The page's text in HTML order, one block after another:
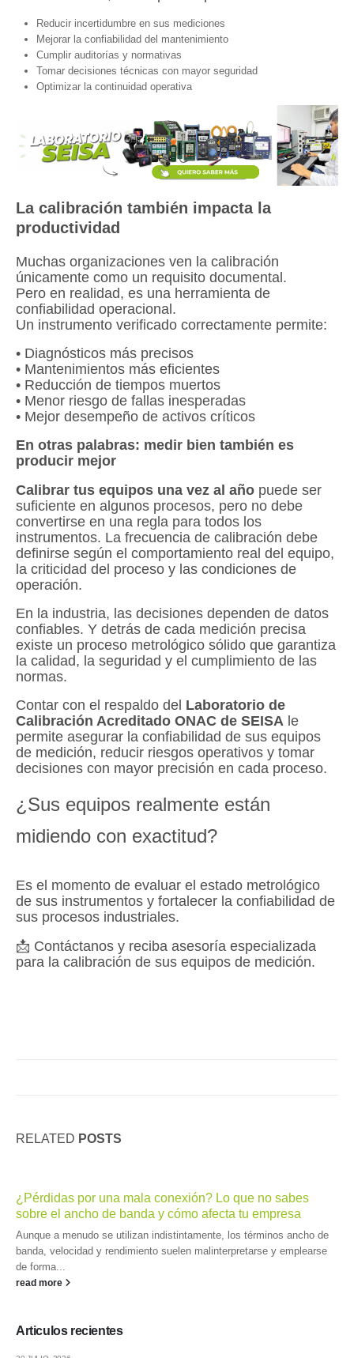
Reducir incertidumbre en sus mediciones
Mejorar la confiabilidad del mantenimiento
Cumplir auditorías y normativas
Tomar decisiones técnicas con mayor seguridad
Optimizar la continuidad operativa
La calibración también impacta la
productividad
Muchas organizaciones ven la calibración
únicamente como un requisito documental.
Pero en realidad, es una herramienta de
confiabilidad operacional.
Un instrumento verificado correctamente permite:
• Diagnósticos más precisos
• Mantenimientos más eficientes
• Reducción de tiempos muertos
• Menor riesgo de fallas inesperadas
• Mejor desempeño de activos críticos
En otras palabras: medir bien también es
producir mejor
Calibrar tus equipos una vez al año puede ser
suficiente en algunos procesos, pero no debe
convertirse en una regla para todos los
instrumentos. La frecuencia de calibración debe
definirse según el comportamiento real del equipo,
la criticidad del proceso y las condiciones de
operación.
En la industria, las decisiones dependen de datos
confiables. Y detrás de cada medición precisa
existe un proceso metrológico sólido que garantiza
la calidad, la seguridad y el cumplimiento de las
normas.
Contar con el respaldo del Laboratorio de
Calibración Acreditado ONAC de SEISA le
permite asegurar la confiabilidad de sus equipos
de medición, reducir riesgos operativos y tomar
decisiones con mayor precisión en cada proceso.
¿Sus equipos realmente están
midiendo con exactitud?
Es el momento de evaluar el estado metrológico
de sus instrumentos y fortalecer la confiabilidad de
sus procesos industriales.
📩 Contáctanos y reciba asesoría especializada
para la calibración de sus equipos de medición.
RELATED POSTS
¿Pérdidas por una mala conexión? Lo que no sabes
sobre el ancho de banda y cómo afecta tu empresa
Aunque a menudo se utilizan indistintamente, los términos ancho de
banda, velocidad y rendimiento suelen malinterpretarse y emplearse
de forma...
read more
Articulos recientes